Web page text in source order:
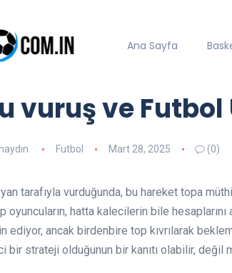
Ana Sayfa
vuruş ve
Futbol Mart 28, 2025 (0)
tarafıyla vurduğunda, bu hareket topa
oyuncuların, hatta kalecilerin bile
ediyor, ancak birdenbire top kıvrılarak
bir strateji olduğunun bir kanıtı olabilir, değil